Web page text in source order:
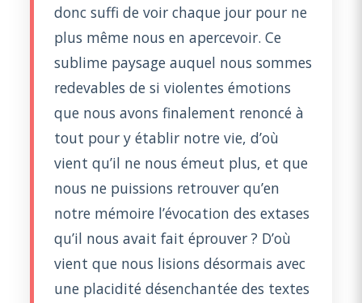
donc suffi de voir chaque jour pour ne
plus même nous en apercevoir. Ce
sublime paysage auquel nous sommes
redevables de si violentes émotions
que nous avons finalement renoncé à
tout pour y établir notre vie, d’où
vient qu’il ne nous émeut plus, et que
nous ne puissions retrouver qu’en
notre mémoire l’évocation des extases
qu’il nous avait fait éprouver ? D’où
vient que nous lisions désormais avec
une placidité désenchantée des textes